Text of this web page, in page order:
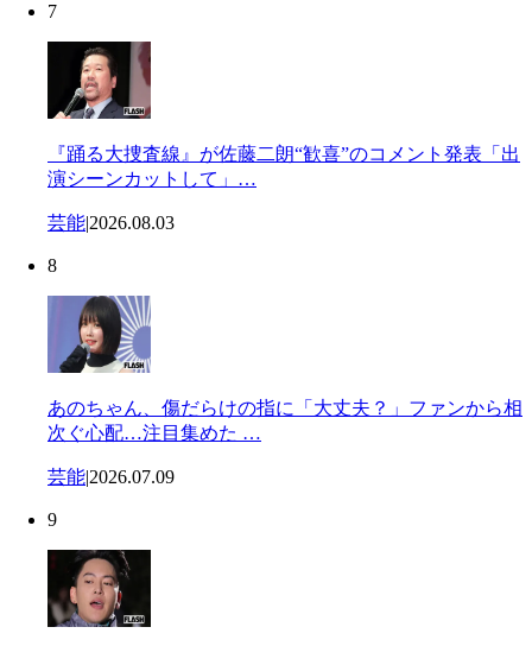
7
『踊る大捜査線』が佐藤二朗“歓喜”のコメント発表「出
演シーンカットして」…
芸能|2026.08.03
8
あのちゃん、傷だらけの指に「大丈夫？」ファンから相
次ぐ心配…注目集めた …
芸能|2026.07.09
9